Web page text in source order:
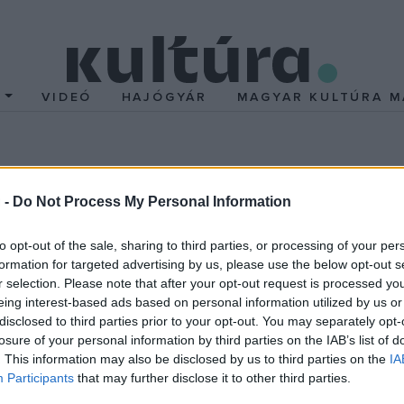
- Do Not Process My Personal Information
opt-out of the sale, sharing to third parties, or processing of your
for targeted advertising by us, please use the below opt-out
selection. Please note that after your opt-out request is processed
interest-based ads based on personal information utilized by us
to third parties prior to your opt-out. You may separately
of your personal information by third parties on the IAB’s list of
This information may also be disclosed by us to third parties on the
Participants that may further disclose it to other third parties.
VIDEÓ HAJÓGYÁR MAGYAR KULTÚRA
Szentendre
és üzleti vállalkozásai összefogásával megrendezett
változatos művészeti és gasztronómiai programokkal
A fesztivál programja hagyományosan a város
aktivitásokra támaszkodik.